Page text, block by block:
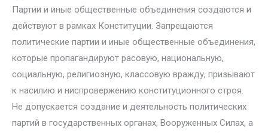
Партии и иные общественные объединения создаются и
действуют в рамках Конституции. Запрещаются
политические партии и иные общественные объединения,
которые пропагандируют расовую, национальную,
социальную, религиозную, классовую вражду, призывают
к насилию и ниспровержению конституционного строя.
Не допускается создание и деятельность политических
партий в государственных органах, Вооруженных Силах, а